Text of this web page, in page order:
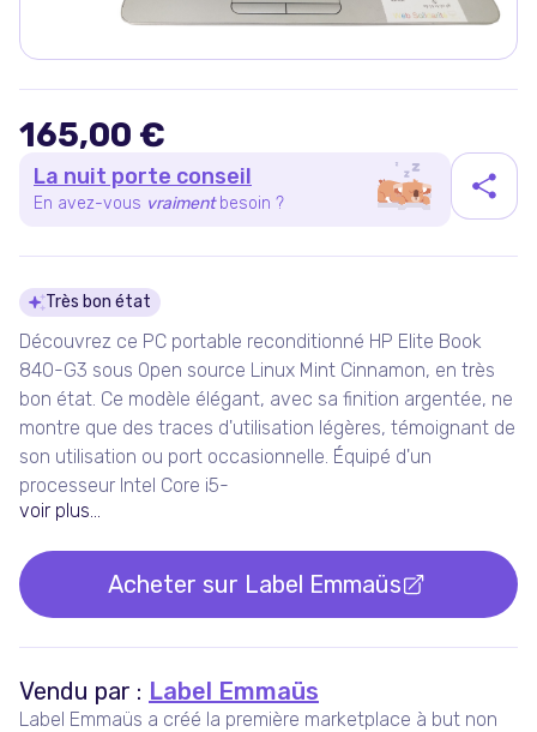
165,00 €
La nuit porte conseil
En avez-vous vraiment besoin ?
Détails du produit
Très bon état
Découvrez ce PC portable reconditionné HP Elite Book
840-G3 sous Open source Linux Mint Cinnamon, en très
bon état. Ce modèle élégant, avec sa finition argentée, ne
montre que des traces d'utilisation légères, témoignant de
son utilisation ou port occasionnelle. Équipé d'un
processeur Intel Core i5-
voir plus...
Acheter sur Label Emmaüs
Vendu par : Label Emmaüs
Label Emmaüs a créé la première marketplace à but non